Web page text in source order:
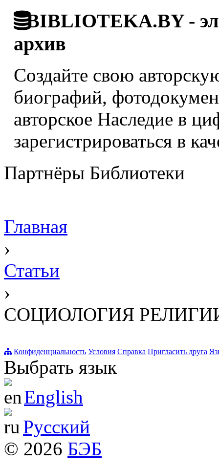
BIBLIOTEKA.BY -
архив
Создайте свою
биографий,
авторское Наследие в
зарегистрироваться в
Партнёры Библиотеки
Главная
›
Статьи
›
СОЦИОЛОГИЯ РЕЛИГИИ
Конфиденциальность Условия Справка Пригласить друга
Выбрать язык
English
Русский
© 2026 БЭБ